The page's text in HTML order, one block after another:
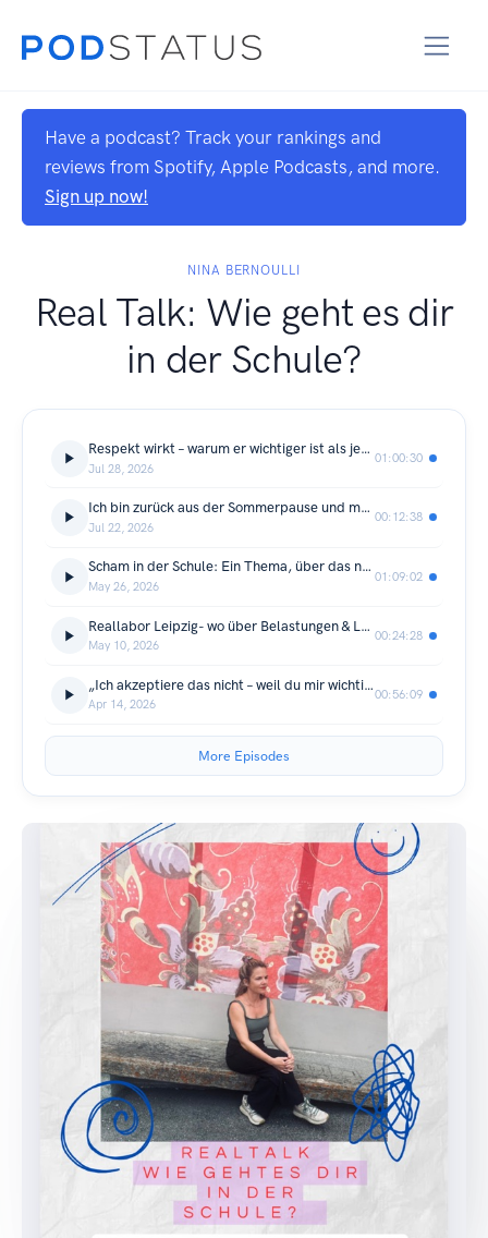
Have a podcast? Track your rankings and
reviews from Spotify, Apple Podcasts, and more.
Sign up now!
NINA BERNOULLI
Real Talk: Wie geht es dir
in der Schule?
Respekt wirkt – warum er wichtiger ist als jede Regel. Ein Gespräch mit Daniel Wächtler
Jul 28, 2026
01:00:30
Ich bin zurück aus der Sommerpause und möchte dir herzlich Danke sagen!
Jul 22, 2026
00:12:38
Scham in der Schule: Ein Thema, über das noch immer zu wenig gesprochen wird |mit Heidemarie Brosche
May 26, 2026
01:09:02
Reallabor Leipzig- wo über Belastungen & Leid in unseren Schulen gesprochen wird &neue Wege entstehen.Mit Ute Puder
May 10, 2026
00:24:28
„Ich akzeptiere das nicht – weil du mir wichtig bist.“ Neue Autorität praxisnah erklärt mit Andrea Muchenberger
Apr 14, 2026
00:56:09
More Episodes